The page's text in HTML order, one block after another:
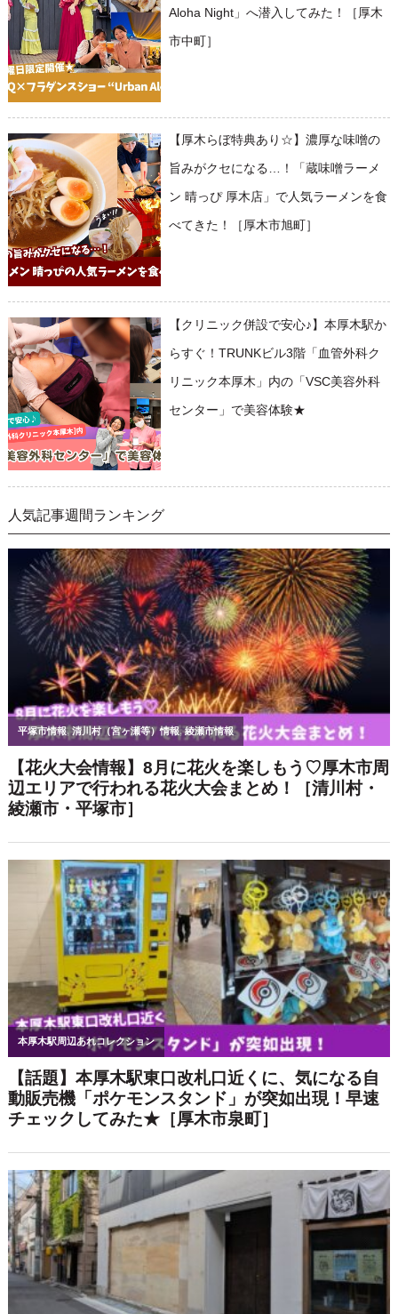
Aloha Night」へ潜入してみた！［厚木
市中町］
【厚木らぼ特典あり☆】濃厚な味噌の
旨みがクセになる…！「蔵味噌ラーメ
ン 晴っぴ 厚木店」で人気ラーメンを食
べてきた！［厚木市旭町］
【クリニック併設で安心♪】本厚木駅か
らすぐ！TRUNKビル3階「血管外科ク
リニック本厚木」内の「VSC美容外科
センター」で美容体験★
人気記事週間ランキング